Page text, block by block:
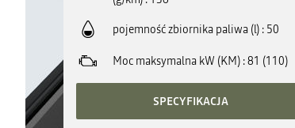
pojemność zbiornika paliwa (l) 50
Moc maksymalna kW (KM) 81 (110)
SPECYFIKACJA